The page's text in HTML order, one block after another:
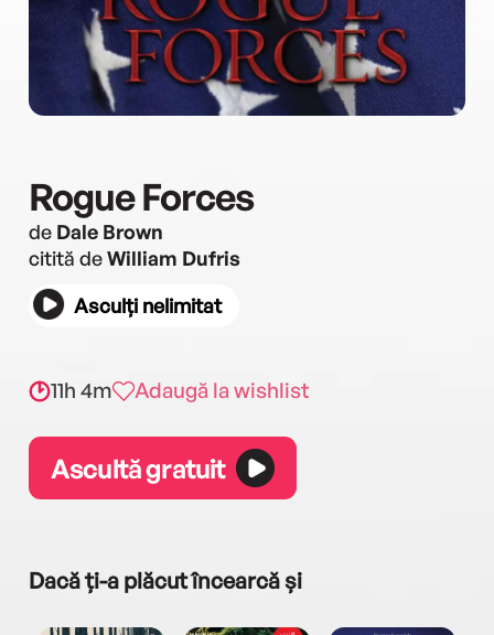
Rogue Forces
de Dale Brown
citită deWilliam Dufris
Asculți nelimitat
11h 4m Adaugă la wishlist
Ascultă gratuit
Dacă ți-a plăcut încearcă și